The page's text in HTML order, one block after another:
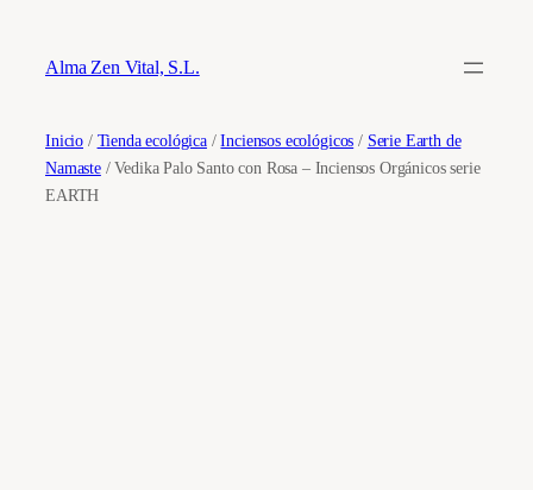
Alma Zen Vital, S.L.
Inicio / Tienda ecológica/Inciensos ecológicos / Serie Earth de
Namaste/ Vedika Palo Santo con Rosa – Inciensos Orgánicos serie
EARTH